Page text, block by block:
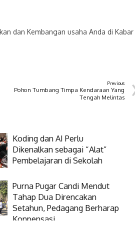
dan Kembangan usaha Anda di Kabar
Previous
Pohon Tumbang Timpa Kendaraan Yang
Tengah Melintas
Koding dan AI Perlu
Dikenalkan sebagai “Alat”
Pembelajaran di Sekolah
Purna Pugar Candi Mendut
Tahap Dua Direncakan
Setahun, Pedagang Berharap
Konpensasi